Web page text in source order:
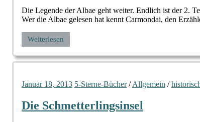
Die Legende der Albae geht weiter. Endlich ist der 2.
Wer die Albae gelesen hat kennt Carmondai, den
Weiterlesen
Januar 18, 2013 5-Sterne-Bücher/Allgemein /
Die Schmetterlingsinsel